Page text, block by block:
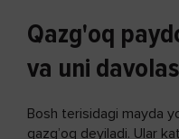
Qazg'oq
va uni
Bosh terisidagi mayda
qazg’oq deyiladi. Ular